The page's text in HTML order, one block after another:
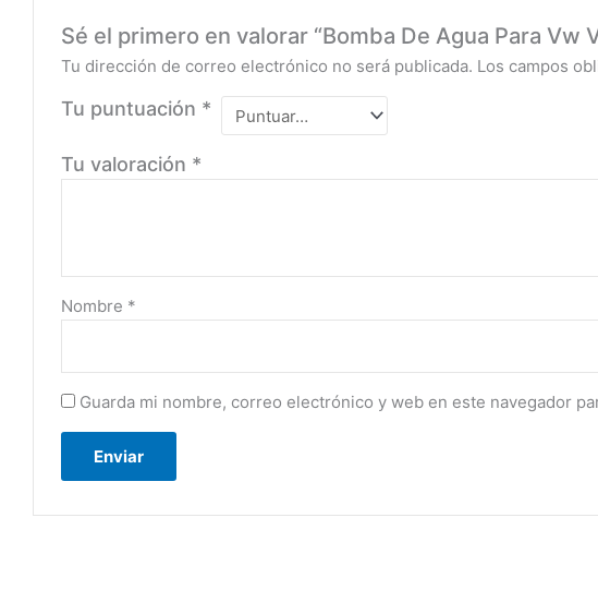
Sé el primero en valorar “Bomba De Agua Para Vw
Tu dirección de correo electrónico no será publicada. Los campos
Tu puntuación *
Tu valoración *
Nombre *
Guarda mi nombre, correo electrónico y web en este navegador